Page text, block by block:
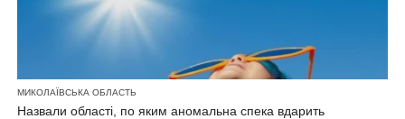
МИКОЛАЇВСЬКА ОБЛАСТЬ
Назвали області, по яким аномальна спека вдарить